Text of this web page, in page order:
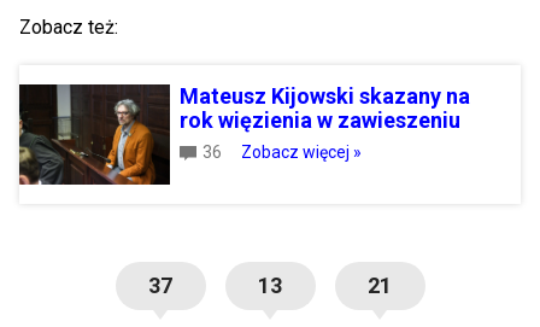
Zobacz też:
Mateusz Kijowski skazany na
rok więzienia w zawieszeniu
36 Zobacz więcej »
37 13 21